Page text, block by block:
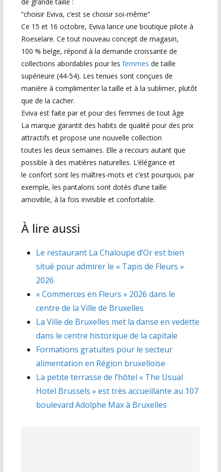
“choisir Eviva, c’est se choisir soi-même”
Ce 15 et 16 octobre, Eviva lance une boutique pilote à
Roeselare. Ce tout nouveau concept de magasin,
100 % belge, répond à la demande croissante de
collections abordables pour les femmes de taille
supérieure (44-54). Les tenues sont conçues de
manière à complimenter la taille et à la sublimer, plutôt
que de la cacher.
Eviva est faite par et pour des femmes de tout âge
La marque garantit des habits de qualité pour des prix
attractifs et propose une nouvelle collection
toutes les deux semaines. Elle a recours autant que
possible à des matières naturelles. L’élégance et
le confort sont les maîtres-mots et c’est pourquoi, par
exemple, les pantalons sont dotés d’une taille
amovible, à la fois invisible et confortable.
À lire aussi
Le restaurant La Chaloupe d’Or est bien
situé pour admirer le « Tapis de Fleurs »
2026
« Commerces en Fleurs » 2026 dans le
centre de la Ville de Bruxelles
La Ville de Bruxelles met la danse en vedette
dans le centre historique de la capitale
Formations gratuites pour le secteur
alimentation en Région bruxelloise
La petite terrasse de l’hôtel « The Usual
Hotel Brussels » est très accueillante au 107
boulevard Adolphe Max à Bruxelles